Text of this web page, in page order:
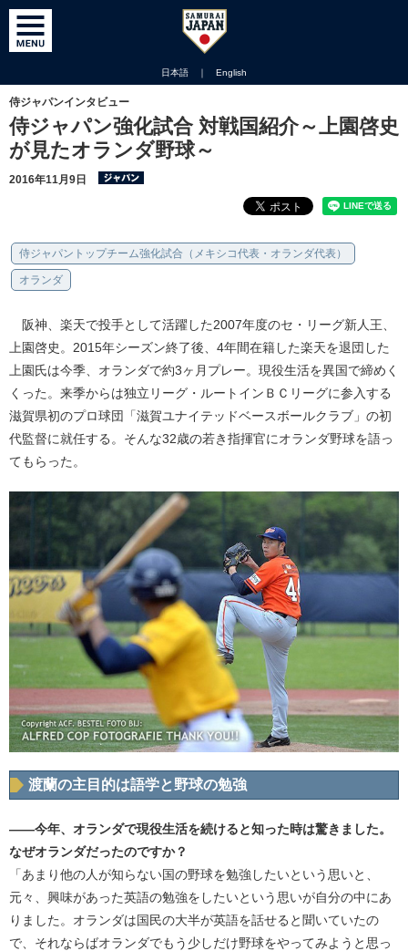
日本語 ｜ English
侍ジャパンインタビュー
侍ジャパン強化試合 対戦国紹介～上園啓史
が見たオランダ野球～
2016年11月9日
侍ジャパントップチーム強化試合（メキシコ代表・オランダ代表）
オランダ
阪神、楽天で投手として活躍した2007年度のセ・リーグ新人王、
上園啓史。2015年シーズン終了後、4年間在籍した楽天を退団した
上園氏は今季、オランダで約3ヶ月プレー。現役生活を異国で締めく
くった。来季からは独立リーグ・ルートインＢＣリーグに参入する
滋賀県初のプロ球団「滋賀ユナイテッドベースボールクラブ」の初
代監督に就任する。そんな32歳の若き指揮官にオランダ野球を語っ
てもらった。
渡蘭の主目的は語学と野球の勉強
――今年、オランダで現役生活を続けると知った時は驚きました。
なぜオランダだったのですか？
「あまり他の人が知らない国の野球を勉強したいという思いと、
元々、興味があった英語の勉強をしたいという思いが自分の中にあ
りました。オランダは国民の大半が英語を話せると聞いていたの
で、それならばオランダでもう少しだけ野球をやってみようと思っ